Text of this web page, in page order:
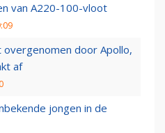
van A220-100-vloot
door Apollo,
af
jongen in de